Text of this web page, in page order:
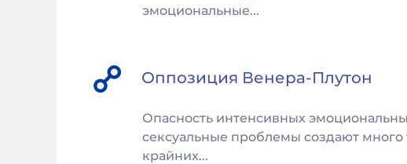
эмоциональные...
Оппозиция Венера-Плутон
Опасность интенсивных
сексуальные проблемы создают много
крайних...